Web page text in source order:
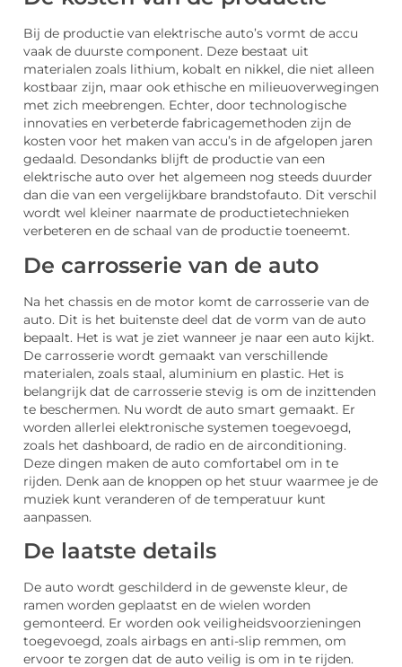
Bij de productie van elektrische auto’s vormt de accu
vaak de duurste component. Deze bestaat uit
materialen zoals lithium, kobalt en nikkel, die niet alleen
kostbaar zijn, maar ook ethische en milieuoverwegingen
met zich meebrengen. Echter, door technologische
innovaties en verbeterde fabricagemethoden zijn de
kosten voor het maken van accu’s in de afgelopen jaren
gedaald. Desondanks blijft de productie van een
elektrische auto over het algemeen nog steeds duurder
dan die van een vergelijkbare brandstofauto. Dit verschil
wordt wel kleiner naarmate de productietechnieken
verbeteren en de schaal van de productie toeneemt.
De carrosserie van de auto
Na het chassis en de motor komt de carrosserie van de
auto. Dit is het buitenste deel dat de vorm van de auto
bepaalt. Het is wat je ziet wanneer je naar een auto kijkt.
De carrosserie wordt gemaakt van verschillende
materialen, zoals staal, aluminium en plastic. Het is
belangrijk dat de carrosserie stevig is om de inzittenden
te beschermen. Nu wordt de auto smart gemaakt. Er
worden allerlei elektronische systemen toegevoegd,
zoals het dashboard, de radio en de airconditioning.
Deze dingen maken de auto comfortabel om in te
rijden. Denk aan de knoppen op het stuur waarmee je de
muziek kunt veranderen of de temperatuur kunt
aanpassen.
De laatste details
De auto wordt geschilderd in de gewenste kleur, de
ramen worden geplaatst en de wielen worden
gemonteerd. Er worden ook veiligheidsvoorzieningen
toegevoegd, zoals airbags en anti-slip remmen, om
ervoor te zorgen dat de auto veilig is om in te rijden.